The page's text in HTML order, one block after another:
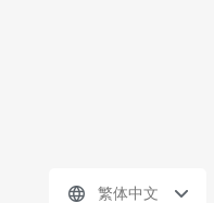
繁体中文